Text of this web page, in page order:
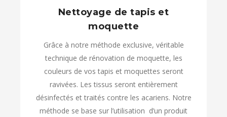
Nettoyage de tapis et
moquette
Grâce à notre méthode exclusive, véritable
technique de rénovation de moquette, les
couleurs de vos tapis et moquettes seront
ravivées. Les tissus seront entièrement
désinfectés et traités contre les acariens. Notre
méthode se base sur l’utilisation d’un produit